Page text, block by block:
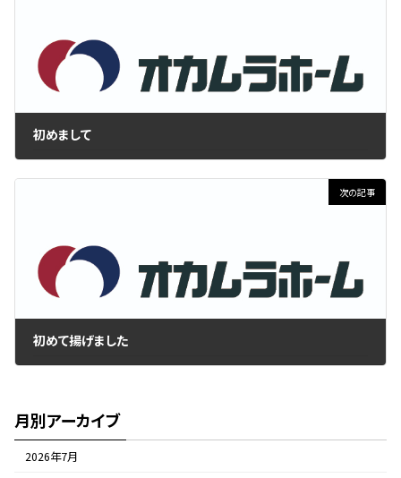
初めまして
次の記事
初めて揚げました
月別アーカイブ
2026年7月